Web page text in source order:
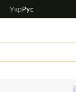
УкрРус